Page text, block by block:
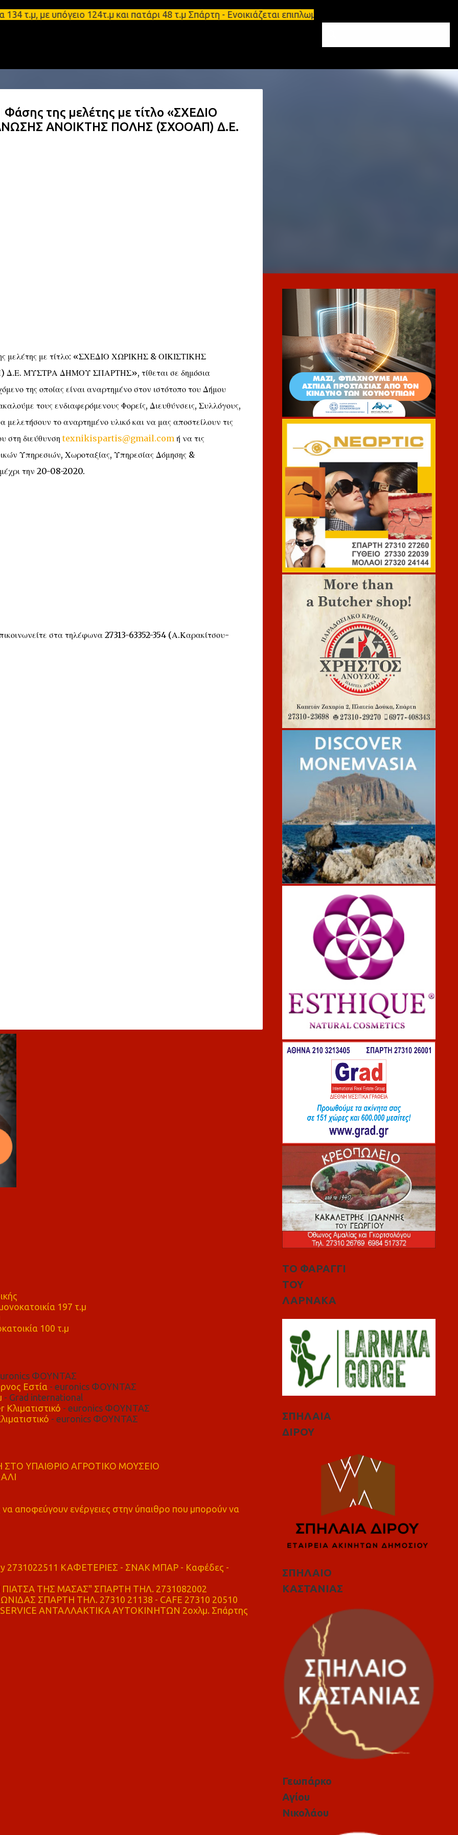
Μετάβαση στο κύριο περιεχόμενο
με υπόγειο 124τ.μ και πατάρι 48 τ.μ Σπάρτη - Ενοικιάζεται επιπλωμένο διαμέρισμα 65τ.μ
της μελέτης με τίτλο «ΣΧΕΔΙΟ
ΑΝΟΙΚΤΗΣ ΠΟΛΗΣ (ΣΧΟΟΑΠ) Δ.Ε.
μελέτης με τίτλο: «ΣΧΕΔΙΟ ΧΩΡΙΚΗΣ & ΟΙΚΙΣΤΙΚΗΣ
ΜΥΣΤΡΑ ΔΗΜΟΥ ΣΠΑΡΤΗΣ», τίθεται σε δημόσια
της οποίας είναι αναρτημένο στον ιστότοπο του Δήμου
τους ενδιαφερόμενους Φορείς, Διευθύνσεις, Συλλόγους,
μελετήσουν το αναρτημένο υλικό και να μας αποστείλουν τις
στη διεύθυνσηtexnikispartis@gmail.comή να τις
Υπηρεσιών, Χωροταξίας, Υπηρεσίας Δόμησης &
την 20-08-2020.
στα τηλέφωνα 27313-63352-354 (Α.Καρακίτσου-
197 τ.μ
100 τ.μ
ΦΟΥΝΤΑΣ
Εστία - euronics ΦΟΥΝΤΑΣ
- Grad international
- euronics ΦΟΥΝΤΑΣ
- euronics ΦΟΥΝΤΑΣ
ΥΠΑΙΘΡΙΟ ΑΓΡΟΤΙΚΟ ΜΟΥΣΕΙΟ
αποφεύγουν ενέργειες στην ύπαιθρο που μπορούν να
2731022511 ΚΑΦΕΤΕΡΙΕΣ - ΣΝΑΚ ΜΠΑΡ - Καφέδες -
ΤΗΣ ΜΑΣΑΣ" ΣΠΑΡΤΗ ΤΗΛ. 2731082002
ΣΠΑΡΤΗ ΤΗΛ. 27310 21138 - CAFE 27310 20510
ΑΝΤΑΛΛΑΚΤΙΚΑ ΑΥΤΟΚΙΝΗΤΩΝ 2οχλμ. Σπάρτης
ΤΟ ΦΑΡΑΓΓΙ
ΤΟΥ
ΛΑΡΝΑΚΑ
ΣΠΗΛΑΙΑ
ΔΙΡΟΥ
ΣΠΗΛΑΙΟ
ΚΑΣΤΑΝΙΑΣ
Γεωπάρκο
Αγίου
Νικολάου